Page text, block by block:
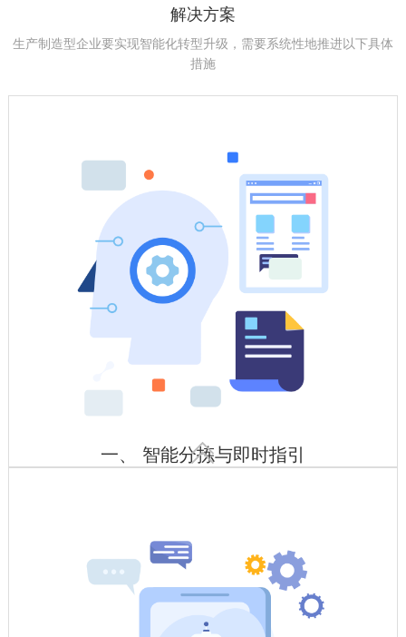
解决方案
生产制造型企业要实现智能化转型升级，需要系统性地推进以下具体
措施
一、 智能分拣与即时指引

智能货架+条码/RFID/货架指示灯